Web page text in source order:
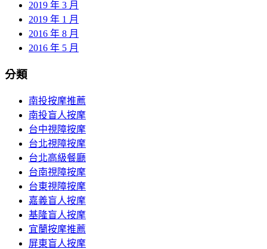
2019 年 3 月
2019 年 1 月
2016 年 8 月
2016 年 5 月
分類
南投按摩推薦
南投盲人按摩
台中視障按摩
台北視障按摩
台北高級餐廳
台南視障按摩
台東視障按摩
嘉義盲人按摩
基隆盲人按摩
宜蘭按摩推薦
屏東盲人按摩